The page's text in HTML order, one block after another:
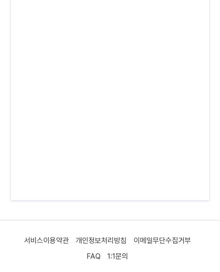
서비스이용약관 개인정보처리방침
이메일무단수집거부
FAQ
1:1문의